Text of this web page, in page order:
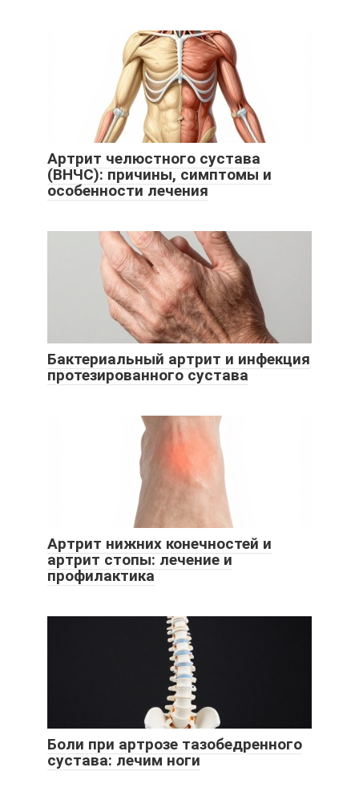
Артрит челюстного сустава
(ВНЧС): причины, симптомы и
особенности лечения
Бактериальный артрит и инфекция
протезированного сустава
Артрит нижних конечностей и
артрит стопы: лечение и
профилактика
Боли при артрозе тазобедренного
сустава: лечим ноги